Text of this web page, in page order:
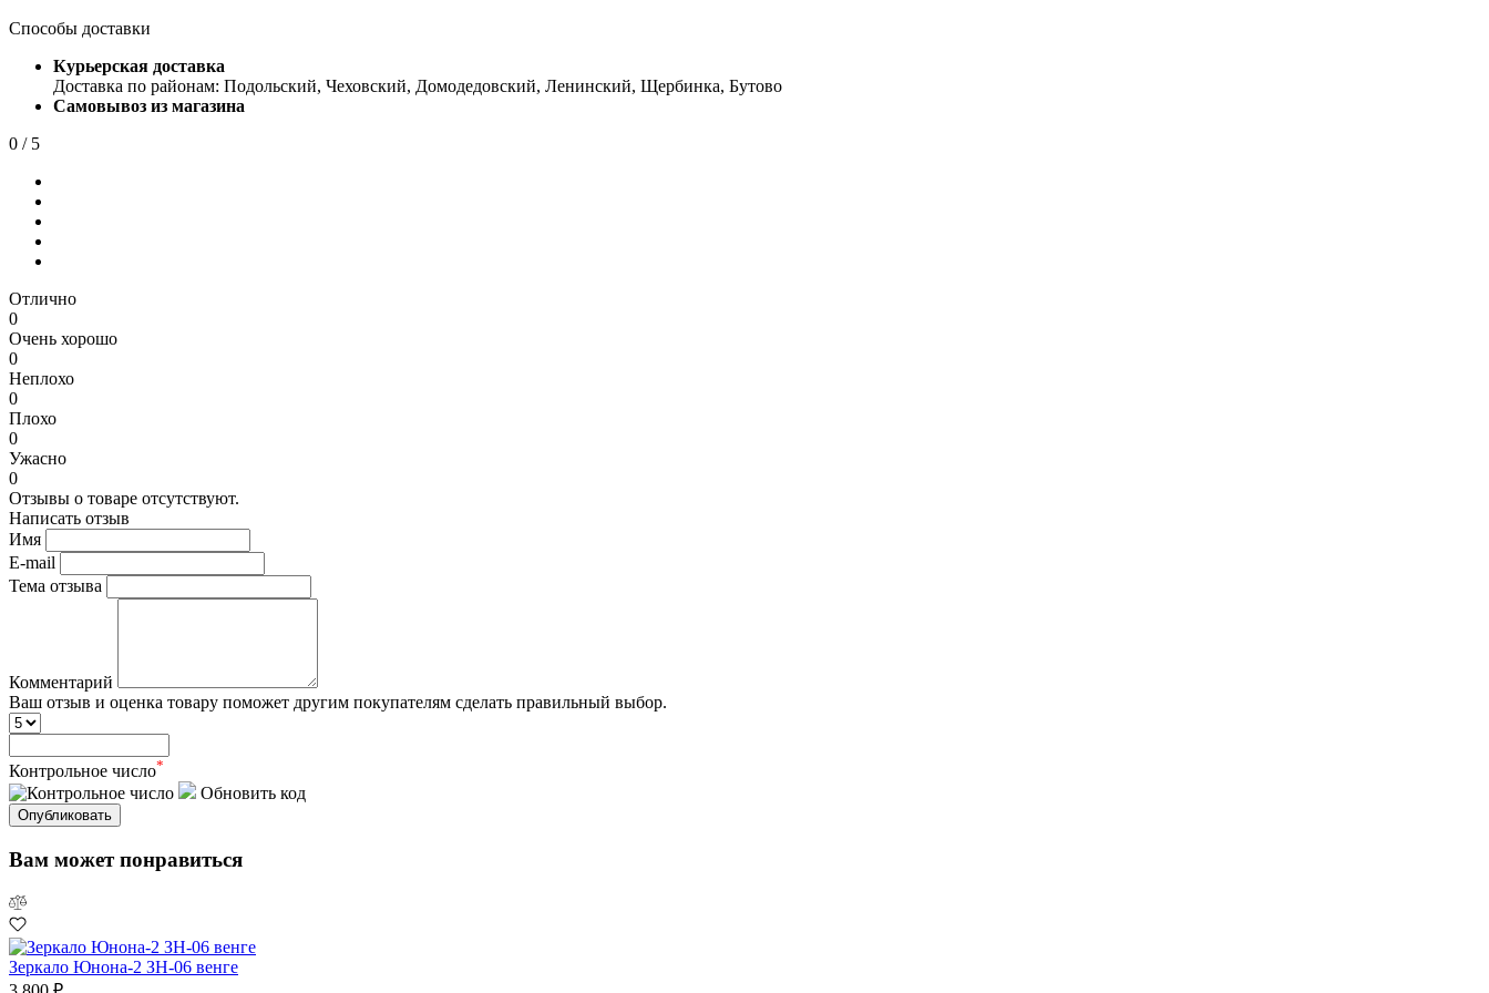
Способы доставки
Курьерская доставка
Доставка по районам: Подольский, Чеховский, Домодедовский, Ленинский, Щербинка, Бутово
Самовывоз из магазина
0 / 5
Отлично
0
Очень хорошо
0
Неплохо
0
Плохо
0
Ужасно
0
Отзывы о товаре отсутствуют.
Написать отзыв
Имя
E-mail
Тема отзыва
Комментарий
Ваш отзыв и оценка товару поможет другим покупателям сделать правильный выбор.
Контрольное число*
Обновить код
Опубликовать
Вам может понравиться
Зеркало Юнона-2 ЗН-06 венге